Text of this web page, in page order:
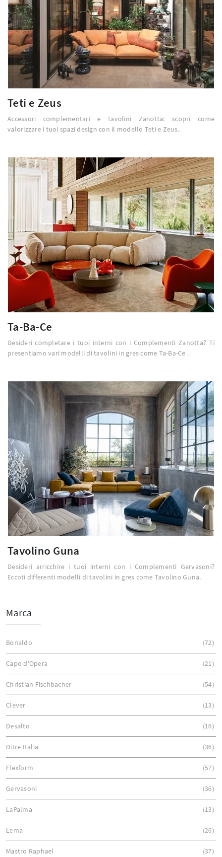
Teti e Zeus
Accessori complementari e tavolini Zanotta: scopri come
valorizzare i tuoi spazi design con il modello Teti e Zeus.
Ta-Ba-Ce
Desideri completare i tuoi interni con i Complementi Zanotta? Ti
presentiamo vari modelli di tavolini in gres come Ta-Ba-Ce .
Tavolino Guna
Desideri arricchire i tuoi interni con i Complementi Gervasoni?
Eccoti differenti modelli di tavolini in gres come Tavolino Guna.
Marca
Bonaldo 72
Capo d'Opera 21
Christian Fischbacher 54
Clever 13
Desalto 16
Ditre Italia 36
Flexform 57
Gervasoni 36
LaPalma 13
Lema 26
Mastro Raphael 37